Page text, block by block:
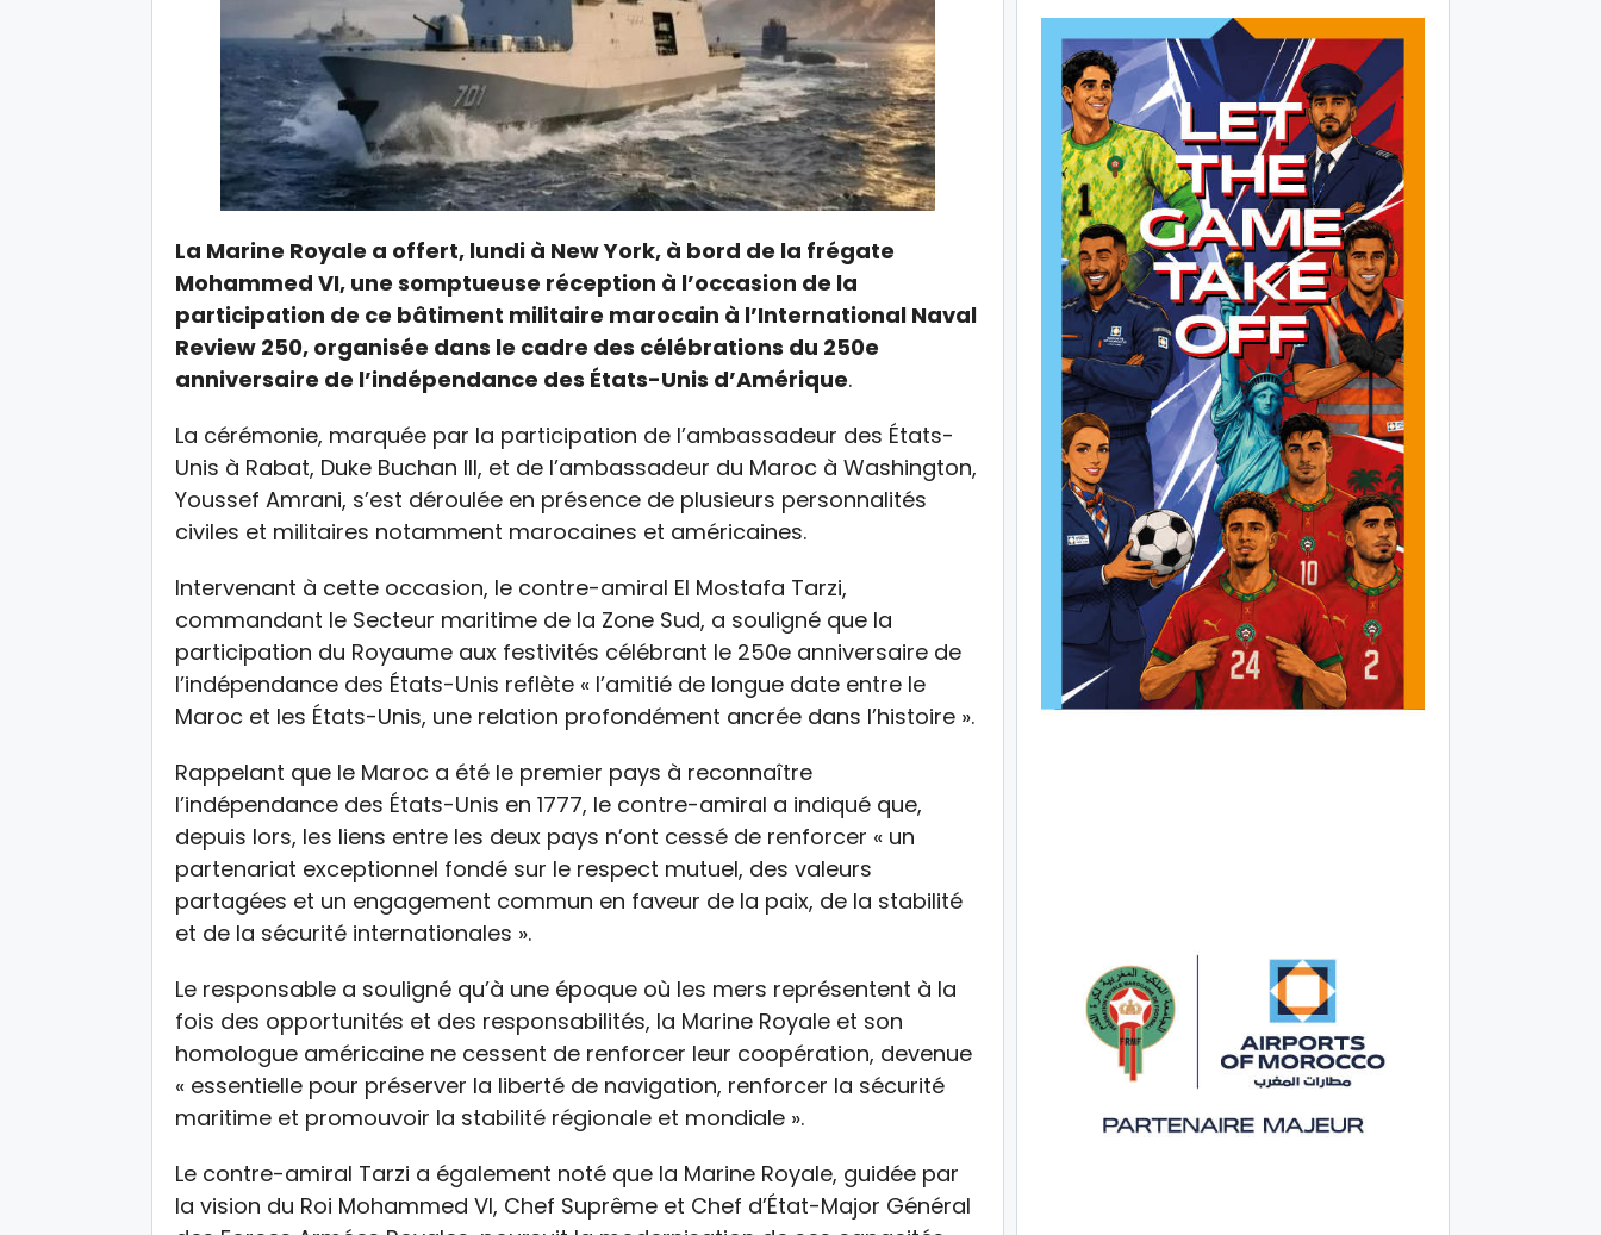
La Marine Royale a offert, lundi à New York, à bord de la frégate
Mohammed VI, une somptueuse réception à l’occasion de la
participation de ce bâtiment militaire marocain à l’International Naval
Review 250, organisée dans le cadre des célébrations du 250e
anniversaire de l’indépendance des États-Unis d’Amérique.
La cérémonie, marquée par la participation de l’ambassadeur des États-
Unis à Rabat, Duke Buchan III, et de l’ambassadeur du Maroc à Washington,
Youssef Amrani, s’est déroulée en présence de plusieurs personnalités
civiles et militaires notamment marocaines et américaines.
Intervenant à cette occasion, le contre-amiral El Mostafa Tarzi,
commandant le Secteur maritime de la Zone Sud, a souligné que la
participation du Royaume aux festivités célébrant le 250e anniversaire de
l’indépendance des États-Unis reflète « l’amitié de longue date entre le
Maroc et les États-Unis, une relation profondément ancrée dans l’histoire ».
Rappelant que le Maroc a été le premier pays à reconnaître
l’indépendance des États-Unis en 1777, le contre-amiral a indiqué que,
depuis lors, les liens entre les deux pays n’ont cessé de renforcer « un
partenariat exceptionnel fondé sur le respect mutuel, des valeurs
partagées et un engagement commun en faveur de la paix, de la stabilité
et de la sécurité internationales ».
Le responsable a souligné qu’à une époque où les mers représentent à la
fois des opportunités et des responsabilités, la Marine Royale et son
homologue américaine ne cessent de renforcer leur coopération, devenue
« essentielle pour préserver la liberté de navigation, renforcer la sécurité
maritime et promouvoir la stabilité régionale et mondiale ».
Le contre-amiral Tarzi a également noté que la Marine Royale, guidée par
la vision du Roi Mohammed VI, Chef Suprême et Chef d’État-Major Général